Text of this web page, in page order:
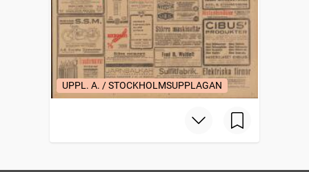
UPPL. A. / STOCKHOLMSUPPLAGAN